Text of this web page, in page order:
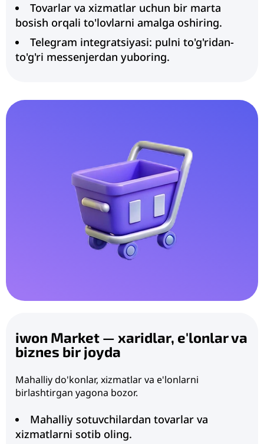
Tovarlar va xizmatlar uchun bir marta
bosish orqali to'lovlarni amalga oshiring.
Telegram integratsiyasi: pulni to'g'ridan-
to'g'ri messenjerdan yuboring.
iwon Market — xaridlar, e'lonlar va
biznes bir joyda
Mahalliy do'konlar, xizmatlar va e'lonlarni
birlashtirgan yagona bozor.
Mahalliy sotuvchilardan tovarlar va
xizmatlarni sotib oling.